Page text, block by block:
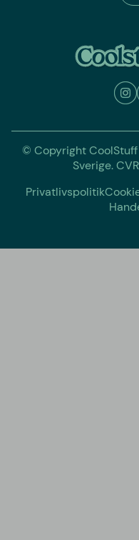
© Copyright
Sverige.
Privatlivspolitik